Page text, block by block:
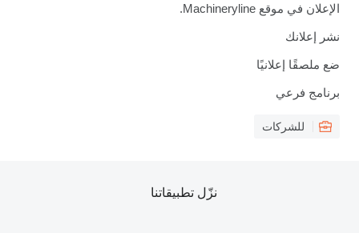
الإعلان في موقع Machineryline.
نشر إعلانك
ضع ملصقًا إعلانيًا
برنامج فرعي
للشركات
نزّل تطبيقاتنا